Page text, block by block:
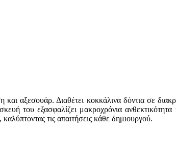
και αξεσουάρ. Διαθέτει κοκκάλινα δόντια σε
του εξασφαλίζει μακροχρόνια ανθεκτικότητα
τις απαιτήσεις κάθε δημιουργού.